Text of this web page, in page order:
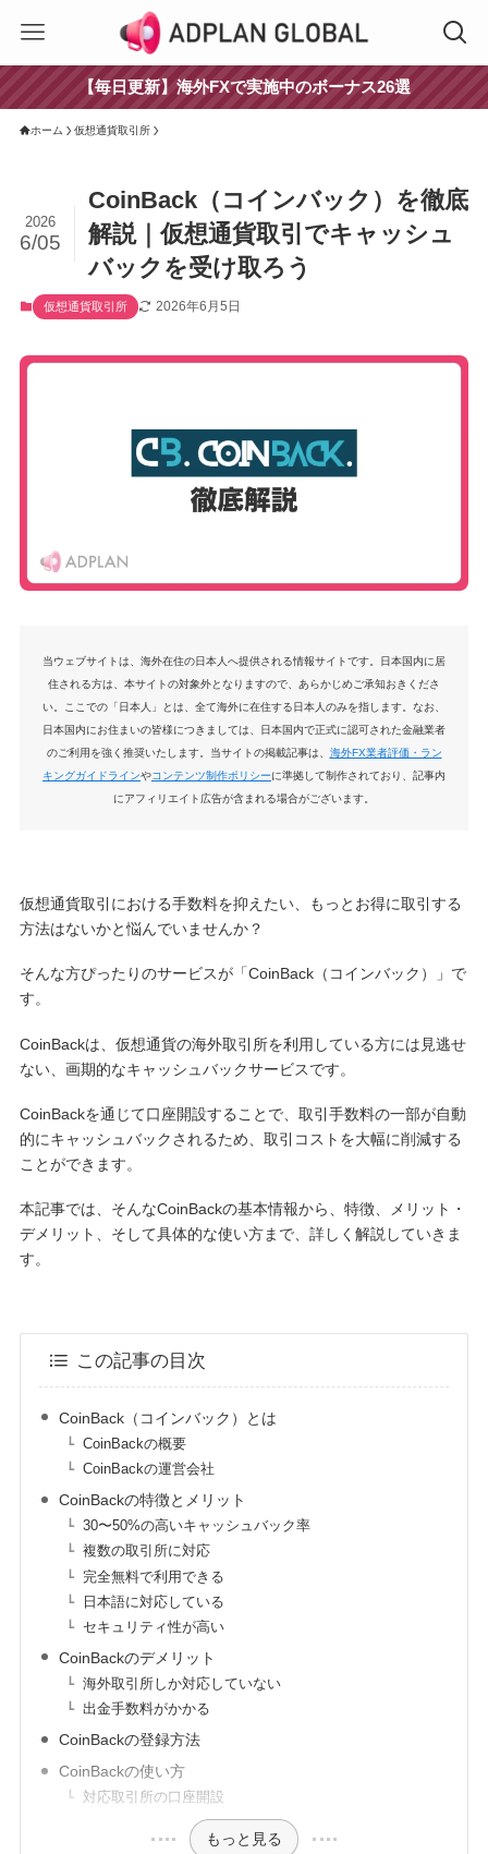
【毎日更新】海外FXで実施中のボーナス26選
ホーム 仮想通貨取引所
CoinBack（コインバック）を徹底
解説｜仮想通貨取引でキャッシュ
バックを受け取ろう
2026
6/05
仮想通貨取引所 2026年6月5日
当ウェブサイトは、海外在住の日本人へ提供される情報サイトです。日本国内に居
住される方は、本サイトの対象外となりますので、あらかじめご承知おきくださ
い。ここでの「日本人」とは、全て海外に在住する日本人のみを指します。なお、
日本国内にお住まいの皆様につきましては、日本国内で正式に認可された金融業者
のご利用を強く推奨いたします。当サイトの掲載記事は、 海外FX業者評価・ラン
キングガイドラインやコンテンツ制作ポリシーに準拠して制作されており、記事内
にアフィリエイト広告が含まれる場合がございます。
仮想通貨取引における手数料を抑えたい、もっとお得に取引する
方法はないかと悩んでいませんか？
そんな方ぴったりのサービスが「CoinBack（コインバック）」で
す。
CoinBackは、仮想通貨の海外取引所を利用している方には見逃せ
ない、画期的なキャッシュバックサービスです。
CoinBackを通じて口座開設することで、取引手数料の一部が自動
的にキャッシュバックされるため、取引コストを大幅に削減する
ことができます。
本記事では、そんなCoinBackの基本情報から、特徴、メリット・
デメリット、そして具体的な使い方まで、詳しく解説していきま
す。
この記事の目次
CoinBack（コインバック）とは
CoinBackの概要
CoinBackの運営会社
CoinBackの特徴とメリット
30〜50%の高いキャッシュバック率
複数の取引所に対応
完全無料で利用できる
日本語に対応している
セキュリティ性が高い
CoinBackのデメリット
海外取引所しか対応していない
出金手数料がかかる
CoinBackの登録方法
CoinBackの使い方
対応取引所の口座開設
もっと見る